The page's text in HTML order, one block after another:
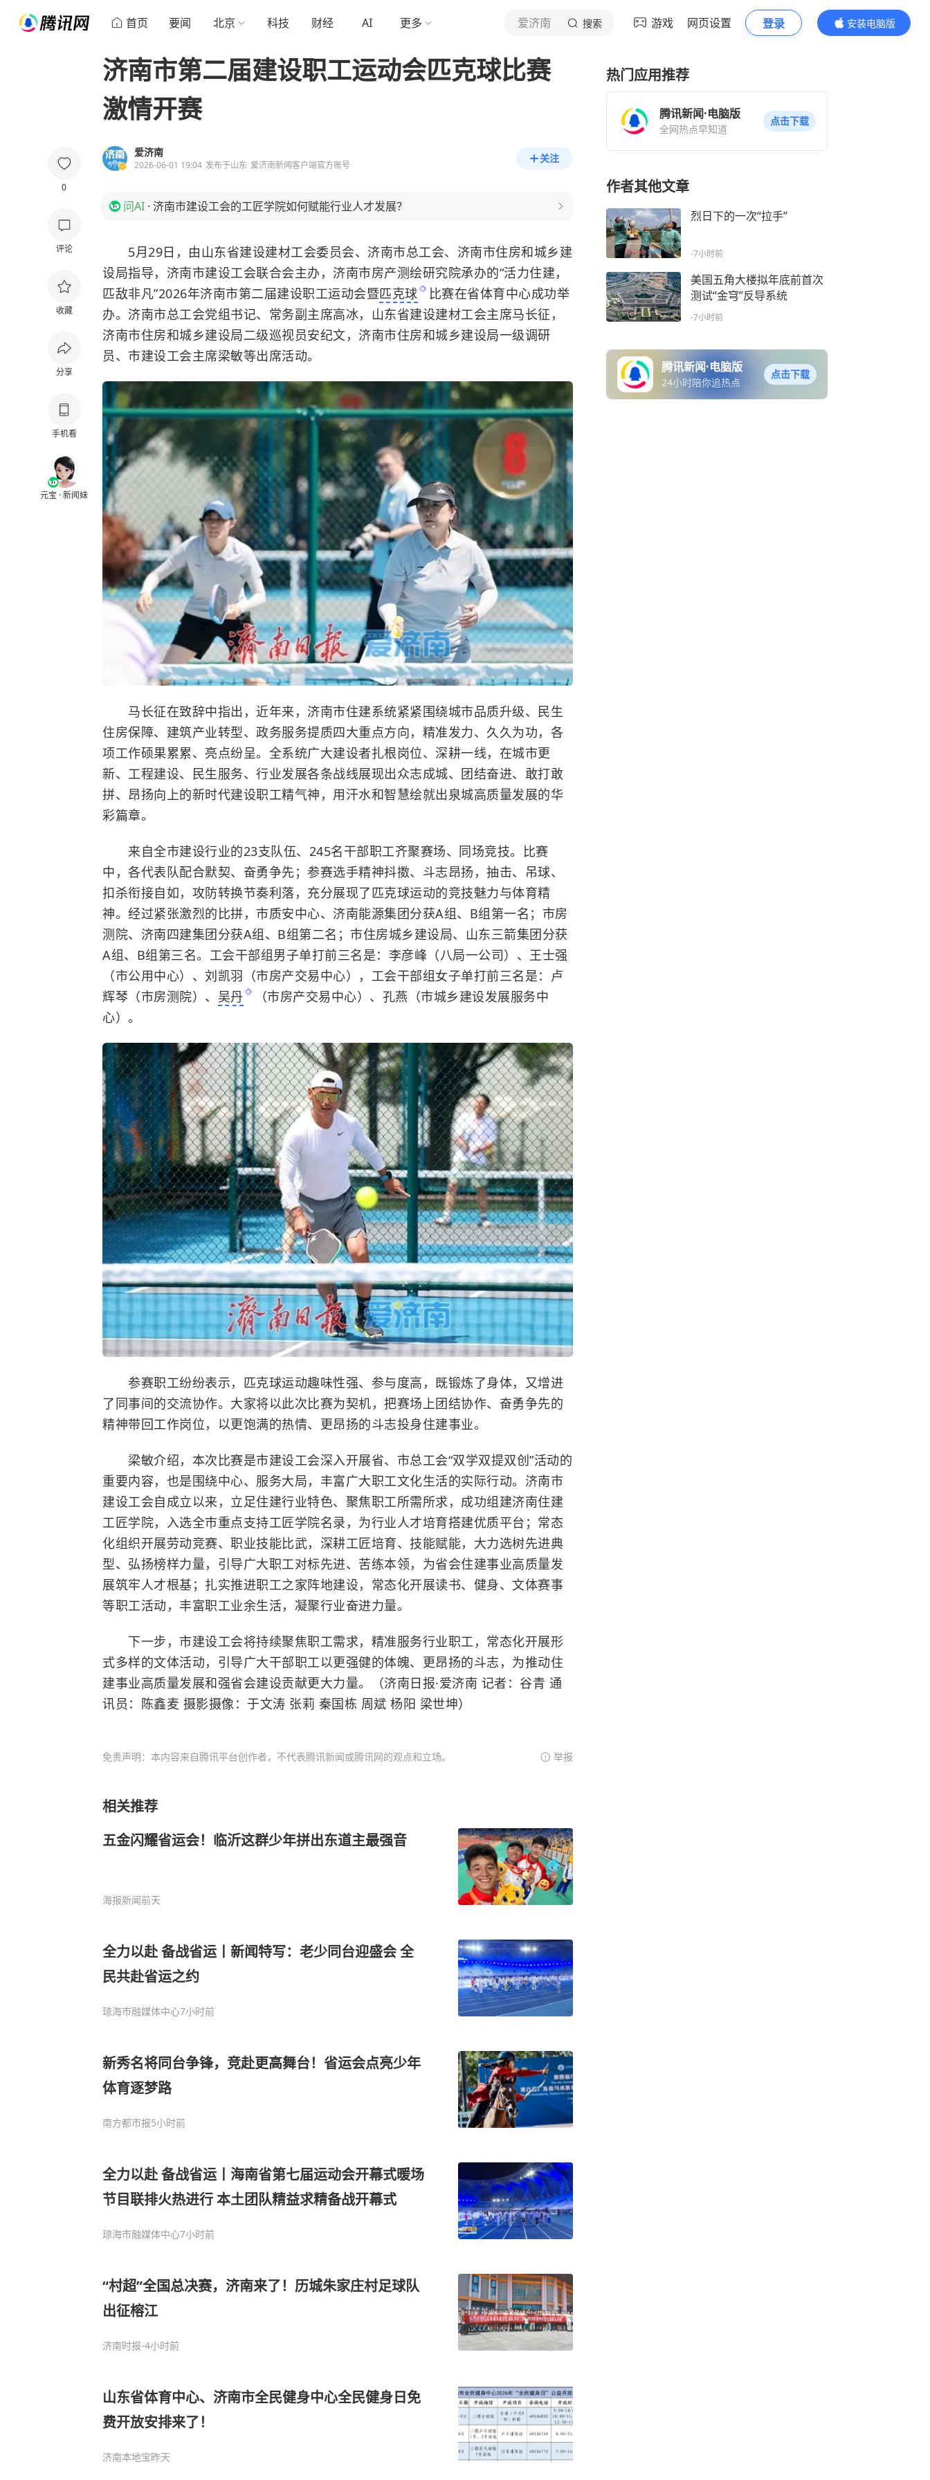
首页 要闻 北京 科技 财经 AI 更多 爱济南 搜索 游戏 网页设置 登录
安装电脑版
内容更精彩
0
评论
收藏
分享
手机看
元宝 · 新闻妹
济南市第二届建设职工运动会匹克球比赛
激情开赛
爱济南
2026-06-01 19:04 发布于山东 爱济南新闻客户端官方账号
关注
问AI · 济南市建设工会的工匠学院如何赋能行业人才发展？
5月29日，由山东省建设建材工会委员会、济南市总工会、济南市住房和城乡建
设局指导，济南市建设工会联合会主办，济南市房产测绘研究院承办的“活力住建，
匹敌非凡”2026年济南市第二届建设职工运动会暨匹克球
比赛在省体育中心成功举
办。济南市总工会党组书记、常务副主席高冰，山东省建设建材工会主席马长征，
济南市住房和城乡建设局二级巡视员安纪文，济南市住房和城乡建设局一级调研
员、市建设工会主席梁敏等出席活动。
马长征在致辞中指出，近年来，济南市住建系统紧紧围绕城市品质升级、民生
住房保障、建筑产业转型、政务服务提质四大重点方向，精准发力、久久为功，各
项工作硕果累累、亮点纷呈。全系统广大建设者扎根岗位、深耕一线，在城市更
新、工程建设、民生服务、行业发展各条战线展现出众志成城、团结奋进、敢打敢
拼、昂扬向上的新时代建设职工精气神，用汗水和智慧绘就出泉城高质量发展的华
彩篇章。
来自全市建设行业的23支队伍、245名干部职工齐聚赛场、同场竞技。比赛
中，各代表队配合默契、奋勇争先；参赛选手精神抖擞、斗志昂扬，抽击、吊球、
扣杀衔接自如，攻防转换节奏利落，充分展现了匹克球运动的竞技魅力与体育精
神。经过紧张激烈的比拼，市质安中心、济南能源集团分获A组、B组第一名；市房
测院、济南四建集团分获A组、B组第二名；市住房城乡建设局、山东三箭集团分获
A组、B组第三名。工会干部组男子单打前三名是：李彦峰（八局一公司）、王士强
（市公用中心）、刘凯羽（市房产交易中心），工会干部组女子单打前三名是：卢
辉琴（市房测院）、 吴丹
（市房产交易中心）、孔燕（市城乡建设发展服务中
心）。
参赛职工纷纷表示，匹克球运动趣味性强、参与度高，既锻炼了身体，又增进
了同事间的交流协作。大家将以此次比赛为契机，把赛场上团结协作、奋勇争先的
精神带回工作岗位，以更饱满的热情、更昂扬的斗志投身住建事业。
梁敏介绍，本次比赛是市建设工会深入开展省、市总工会“双学双提双创”活动的
重要内容，也是围绕中心、服务大局，丰富广大职工文化生活的实际行动。济南市
建设工会自成立以来，立足住建行业特色、聚焦职工所需所求，成功组建济南住建
工匠学院，入选全市重点支持工匠学院名录，为行业人才培育搭建优质平台；常态
化组织开展劳动竞赛、职业技能比武，深耕工匠培育、技能赋能，大力选树先进典
型、弘扬榜样力量，引导广大职工对标先进、苦练本领，为省会住建事业高质量发
展筑牢人才根基；扎实推进职工之家阵地建设，常态化开展读书、健身、文体赛事
等职工活动，丰富职工业余生活，凝聚行业奋进力量。
下一步，市建设工会将持续聚焦职工需求，精准服务行业职工，常态化开展形
式多样的文体活动，引导广大干部职工以更强健的体魄、更昂扬的斗志，为推动住
建事业高质量发展和强省会建设贡献更大力量。（济南日报·爱济南 记者：谷青 通
讯员：陈鑫麦 摄影摄像：于文涛 张莉 秦国栋 周斌 杨阳 梁世坤）
免责声明：本内容来自腾讯平台创作者，不代表腾讯新闻或腾讯网的观点和立场。 举报
相关推荐
五金闪耀省运会！临沂这群少年拼出东道主最强音
海报新闻前天
全力以赴 备战省运丨新闻特写：老少同台迎盛会 全
民共赴省运之约
琼海市融媒体中心7小时前
新秀名将同台争锋，竞赴更高舞台！省运会点亮少年
体育逐梦路
南方都市报5小时前
全力以赴 备战省运丨海南省第七届运动会开幕式暖场
节目联排火热进行 本土团队精益求精备战开幕式
琼海市融媒体中心7小时前
“村超”全国总决赛，济南来了！历城朱家庄村足球队
出征榕江
济南时报-4小时前
山东省体育中心、济南市全民健身中心全民健身日免
费开放安排来了！
济南本地宝昨天
热门应用推荐
腾讯新闻·电脑版
全网热点早知道
点击下载
作者其他文章
烈日下的一次“拉手”
-7小时前
美国五角大楼拟年底前首次
测试“金穹”反导系统
-7小时前
腾讯新闻·电脑版
24小时陪你追热点
点击下载